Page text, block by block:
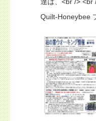
Quilt-Honeybee